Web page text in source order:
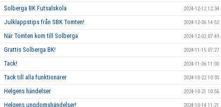
Solberga BK Futsalskola 2024-12-12 12:34
Julklappstips från SBK Tomten! 2024-12-06 14:52
När Tomten kom till Solberga 2024-12-02 07:49
Grattis Solberga BK! 2024-11-15 07:27
Tack! 2024-11-06 11:00
Tack till alla funktionärer 2024-10-22 10:35
Helgens händelser 2024-10-21 10:56
Helgens ungdomshändelser! 2024-10-14 11:21